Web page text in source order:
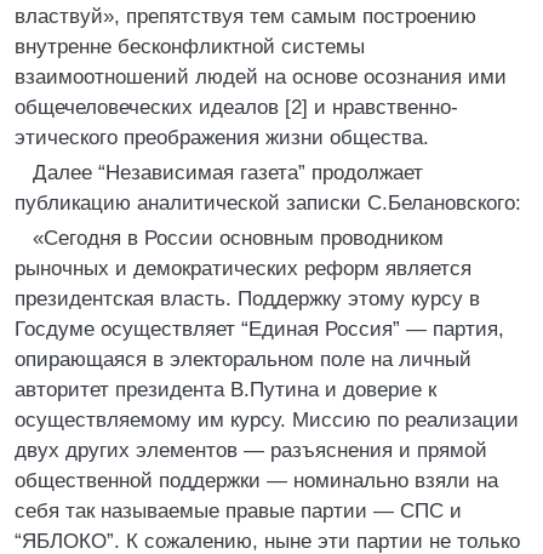
властвуй», препятствуя тем самым построению
внутренне бесконфликтной системы
взаимоотношений людей на основе осознания ими
общечеловеческих идеалов [2] и нравственно-
этического преображения жизни общества.
Далее “Независимая газета” продолжает
публикацию аналитической записки С.Белановского:
«Сегодня в России основным проводником
рыночных и демократических реформ является
президентская власть. Поддержку этому курсу в
Госдуме осуществляет “Единая Россия” — партия,
опирающаяся в электоральном поле на личный
авторитет президента В.Путина и доверие к
осуществляемому им курсу. Миссию по реализации
двух других элементов — разъяснения и прямой
общественной поддержки — номинально взяли на
себя так называемые правые партии — СПС и
“ЯБЛОКО”. К сожалению, ныне эти партии не только